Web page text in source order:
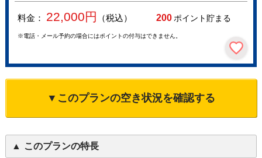
料金： 22,000円 （税込） 200ポイント貯まる
※電話・メール予約の場合にはポイントの付与はできません。
▼このプランの空き状況を確認する
このプランの特長